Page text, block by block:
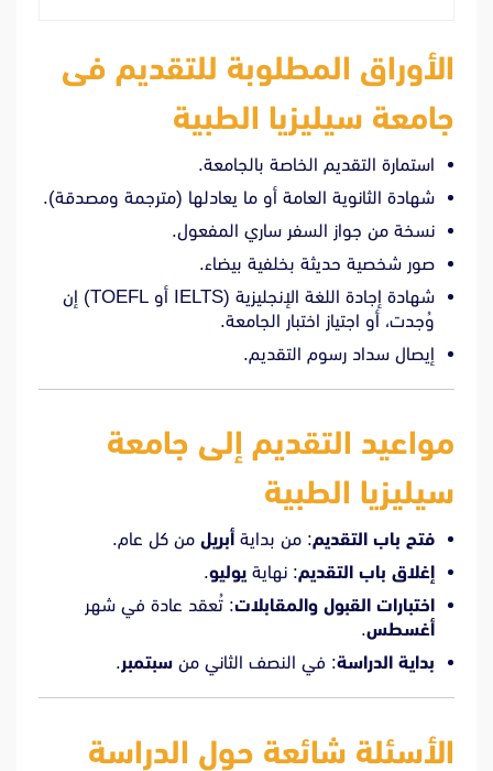
الأوراق المطلوبة للتقديم فى
جامعة سيليزيا الطبية
استمارة التقديم الخاصة بالجامعة.
شهادة الثانوية العامة أو ما يعادلها (مترجمة ومصدقة).
نسخة من جواز السفر ساري المفعول.
صور شخصية حديثة بخلفية بيضاء.
شهادة إجادة اللغة الإنجليزية (IELTS أو TOEFL) إن
وُجدت، أو اجتياز اختبار الجامعة.
إيصال سداد رسوم التقديم.
مواعيد التقديم إلى جامعة
سيليزيا الطبية
فتح باب التقديم: من بداية أبريل من كل عام.
إغلاق باب التقديم: نهاية يوليو.
اختبارات القبول والمقابلات: تُعقد عادة في شهر
أغسطس.
بداية الدراسة: في النصف الثاني من سبتمبر.
الأسئلة شائعة حول الدراسة